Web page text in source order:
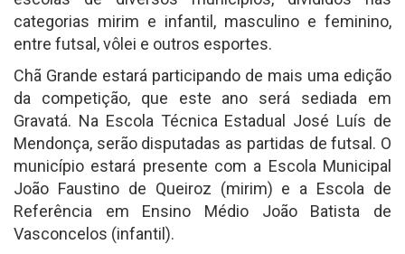
categorias mirim e infantil, masculino e feminino,
entre futsal, vôlei e outros esportes.
Chã Grande estará participando de mais uma edição
da competição, que este ano será sediada em
Gravatá. Na Escola Técnica Estadual José Luís de
Mendonça, serão disputadas as partidas de futsal. O
município estará presente com a Escola Municipal
João Faustino de Queiroz (mirim) e a Escola de
Referência em Ensino Médio João Batista de
Vasconcelos (infantil).